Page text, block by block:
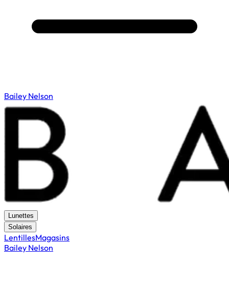
Bailey Nelson
Lunettes
Solaires
LentillesMagasins
Bailey Nelson